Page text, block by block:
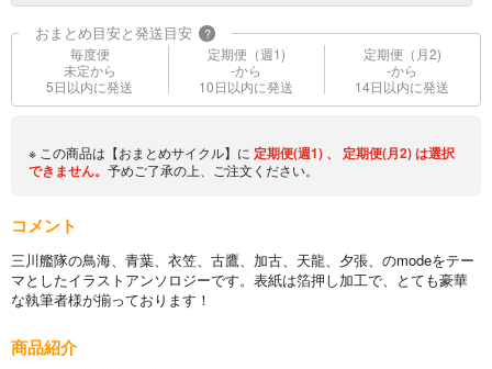
おまとめ目安と発送目安 ?
毎度便
未定から
5日以内に発送
定期便（週1)
-から
10日以内に発送
定期便（月2)
-から
14日以内に発送
※ この商品は【おまとめサイクル】に 定期便(週1) 、 定期便(月2)は選択
できません。 予めご了承の上、ご注文ください。
コメント
三川艦隊の鳥海、青葉、衣笠、古鷹、加古、天龍、夕張、のmodeをテー
マとしたイラストアンソロジーです。表紙は箔押し加工で、とても豪華
な執筆者様が揃っております！
商品紹介